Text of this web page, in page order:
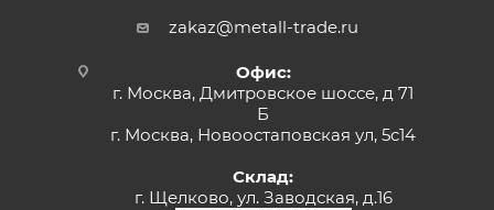
zakaz@metall-trade.ru
Офис:
г. Москва, Дмитровское шоссе, д 71
Б
г. Москва, Новоостаповская ул, 5с14
Склад:
г. Щелково, ул. Заводская, д.16